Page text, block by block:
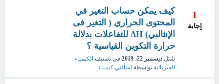
1
إجابة
كيف يمكن حساب التغير في
المحتوى الحراري ( التغير فى
الإنثالبي) ΔH للتفاعلات بدلالة
حرارة التكوين القياسية ؟
سُئل ديسمبر 22، 2019 في تصنيف الكيمياء
الفيزيائية بواسطة اسألني كيمياء